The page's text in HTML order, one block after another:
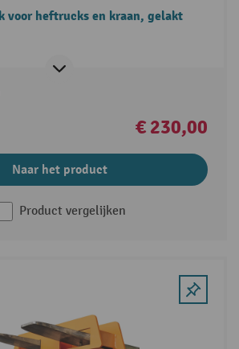
voor heftrucks en kraan, gelakt
€ 230,00
Naar het product
Product vergelijken